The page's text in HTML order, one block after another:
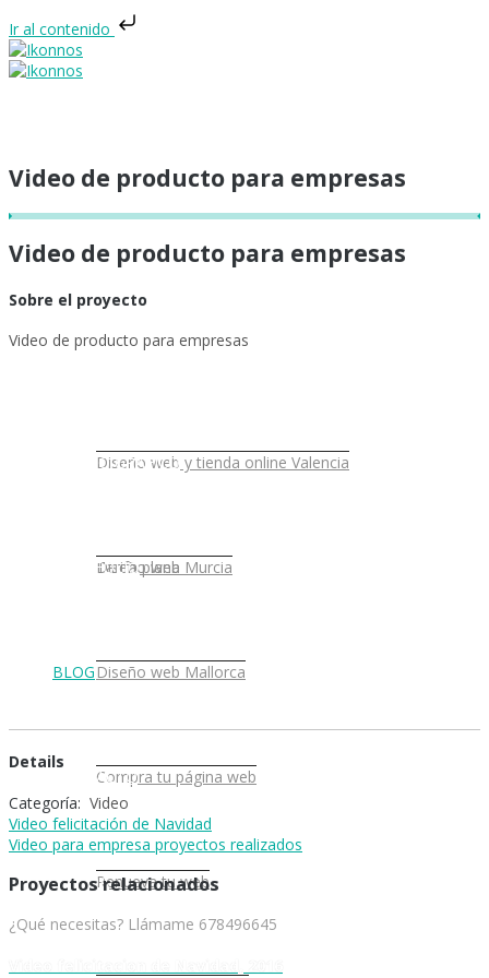
Ir al contenido
INICIO
DISEÑO WEB
Diseño web y tienda online Valencia
Diseño web Murcia
Diseño web Mallorca
Compra tu página web
Renueva tu web
DISEÑO GRÁFICO
Tarifa plana
PORTFOLIO
BLOG
CONTACTO
TIENDA
Video de producto para empresas
Video de producto para empresas
Sobre el proyecto
Video de producto para empresas
Details
Categoría: Video
Video felicitación de Navidad
Video para empresa proyectos realizados
Proyectos relacionados
¿Qué necesitas? Llámame 678496645